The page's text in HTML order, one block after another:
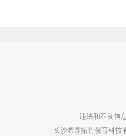
违法和不良信
长沙希赛拓肯教育科技